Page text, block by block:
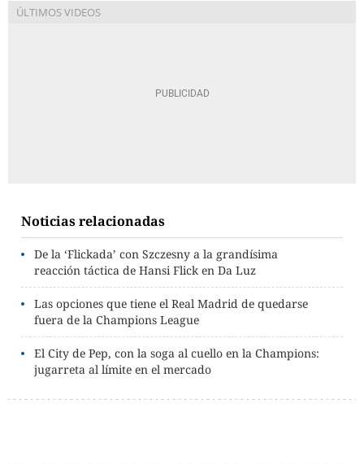
Noticias relacionadas
De la ‘Flickada’ con Szczesny a la grandísima
reacción táctica de Hansi Flick en Da Luz
Las opciones que tiene el Real Madrid de quedarse
fuera de la Champions League
El City de Pep, con la soga al cuello en la Champions:
jugarreta al límite en el mercado